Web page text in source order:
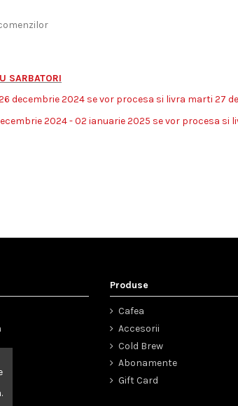
SARBATORI
decembrie 2024 se vor procesa si livra marti 27
2024 - 02 ianuarie 2025 se vor procesa si
Produse
Cafea
Accesorii
Cold Brew
Abonamente
Gift Card